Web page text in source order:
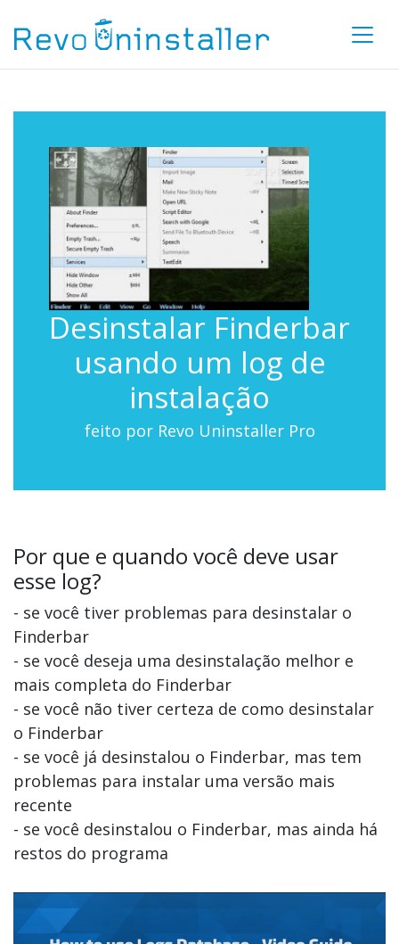
Desinstalar Finderbar
usando um log de
instalação
feito por Revo Uninstaller Pro
Por que e quando você deve usar
esse log?
- se você tiver problemas para desinstalar o
Finderbar
- se você deseja uma desinstalação melhor e
mais completa do Finderbar
- se você não tiver certeza de como desinstalar
o Finderbar
- se você já desinstalou o Finderbar, mas tem
problemas para instalar uma versão mais
recente
- se você desinstalou o Finderbar, mas ainda há
restos do programa